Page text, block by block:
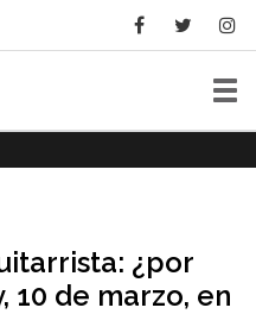
¿por
10 de marzo, en